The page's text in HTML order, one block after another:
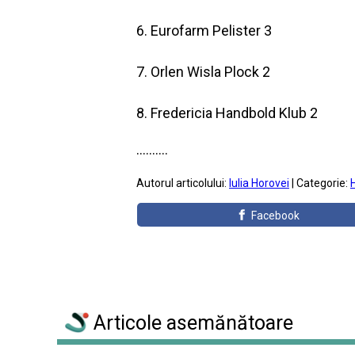
6. Eurofarm Pelister 3
7. Orlen Wisla Plock 2
8. Fredericia Handbold Klub 2
..........
Autorul articolului: Iulia Horovei | Categorie:
Facebook
Articole asemănătoare